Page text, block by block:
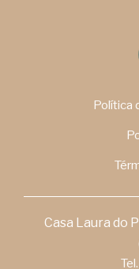
Política
Casa Laura do